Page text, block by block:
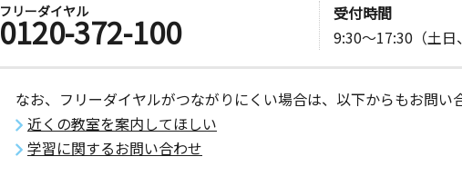
フリーダイヤル
0120-372-100
受付時間
9:30～17:30（土日
なお、フリーダイヤルがつながりにくい場合は、以下からもお問い
近くの教室を案内してほしい
学習に関するお問い合わせ